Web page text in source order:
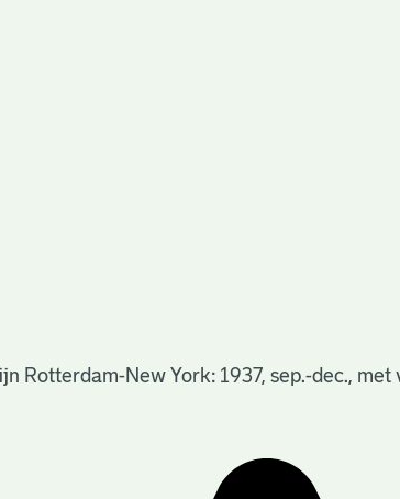
Rotterdam-New York: 1937, sep.-dec.,